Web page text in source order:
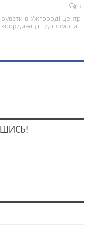
0
в Ужгороді центр
і допомоги